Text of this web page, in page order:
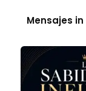
Mensajes in